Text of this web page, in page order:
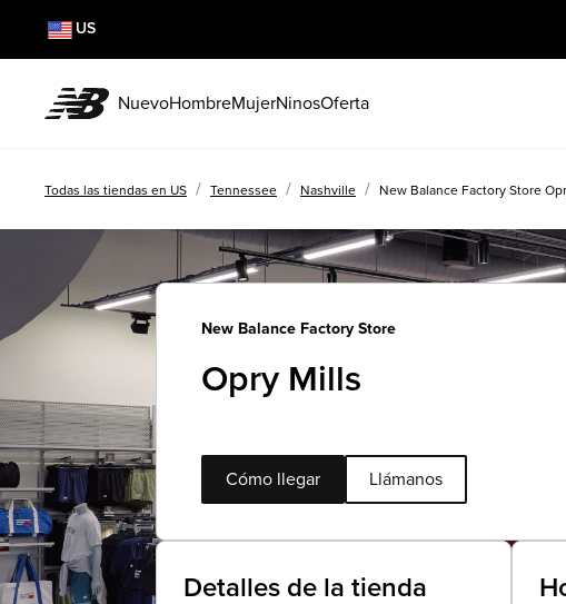
US
NuevoHombreMujerNinosOferta
Todas las tiendas en US / Tennessee / Nashville / New Balance Factory Store
New Balance Factory Store
Opry Mills
Cómo llegar Llámanos
Detalles de la tienda